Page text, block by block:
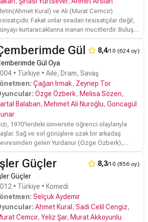
için de bir hizmetçi tutmak istemektedir.
Sevinç bu fikre şiddetle karşıdır.Bir yandan
Sevinç'i sosyetik hayata alıştırmaya
oturmak Sevinç'i rahatsız etmektedir. Bunun
Sevinç bir işe girer, fakat çalışmaya
dükkan, İhsan'ın rakibi olan Hasan Kuru
Ahmet Kural ) ve Ali (Murat Cemcir)
Fakat onlar sıradan tesisatçılar değil,
kurtaracaklarına inanan mucitlerdir. Buluş
Gül Oya
8,4/10 (624 oy)
Gül Oya
• Türkiye • Aile, Dram, Savaş
Çağan Irmak, Zeynep Tor
Özge Özberk, Melisa Sözen,
Balaban, Mehmet Ali Nuroğlu, Goncagül
1970'lerdeki üniversite öğrenci olaylarıyla
Sağ ve sol görüşlere uzak bir arkadaş
gelen Yurdanur (Özge Özberk),
veda eder. Çıkan büyük kargaşada
tek yardım elini örgüt üyesi solcu bir genç
Mehmet Eroğlu (
Bu iki genç, dönemin siyasi olayları fonunda
konulmaz bir aşkla birbirlerine aşık olurlar.
Yurdanur'un sağ görüşlü babası Dinçer Bey
annesi Sema bu ilişkilerine bir engel olmaya
Güçler 8,3/10 (856 oy)
Güçler
• Türkiye • Komedi
Selçuk Aydemir
Ahmet Kural , Sadi Celil Cengiz,
Cemcir, Yeliz Şar, Murat Akkoyunlu